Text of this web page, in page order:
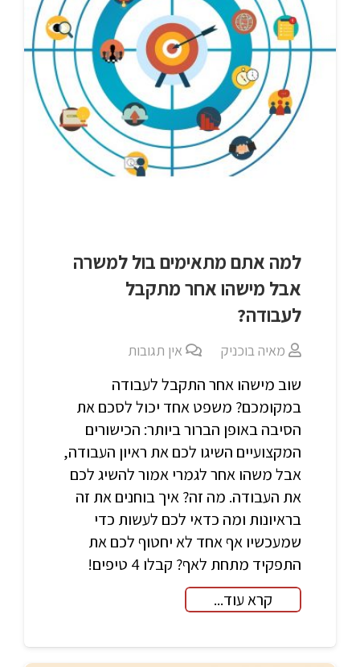
למה אתם מתאימים בול למשרה
אבל מישהו אחר מתקבל
לעבודה?
מאיה בוכניק אין תגובות
שוב מישהו אחר התקבל לעבודה
במקומכם? משפט אחד יכול לסכם את
הסיבה באופן הברור ביותר: הכישורים
המקצועיים השיגו לכם את ראיון העבודה,
אבל משהו אחר לגמרי אמור להשיג לכם
את העבודה. מה זה? איך בוחנים את זה
בראיונות ומה כדאי לכם לעשות כדי
שמעכשיו אף אחד לא יחטוף לכם את
התפקיד מתחת לאף? קבלו 4 טיפים!
קרא עוד...